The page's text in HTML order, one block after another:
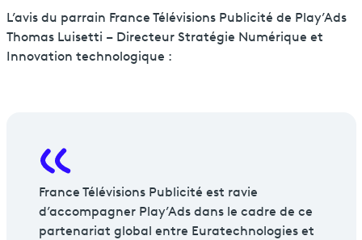
L’avis du parrain France Télévisions Publicité de Play’Ads
Thomas Luisetti – Directeur Stratégie Numérique et
Innovation technologique :
France Télévisions Publicité est ravie
d’accompagner Play’Ads dans le cadre de ce
partenariat global entre Euratechnologies et